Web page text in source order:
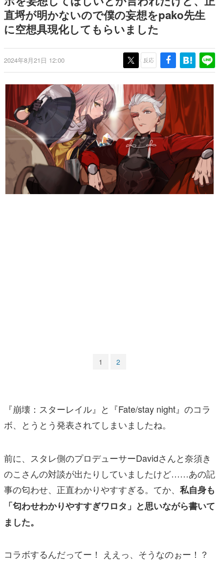
日本モバイルゲーム産業史
日本のモバイルゲーム史における主要なトピック・タイト
ルを網羅するほか、開発者へのインタビューや識者による
解説を掲載。約20年の歴史が一望できる決定版！
『うつヌケ』『ペンと箸』等で知られるマンガ家・田中圭
一先生によるゲーム業界レポートマンガです。
なんでゲームは面白い？
ゲーム開発者・hamatsu氏がゲームの魅力を画面や操作の
具体的な形から解き明かしていく、硬派で骨太な評論連載
です。
ゲームが変えた日本語
「経験値」「裏技」「ラスボス」… ゲームにまつわる言葉
の起源や用法の変遷を、コンピューター文化史研究家・タ
イニーP氏が徹底調査。
カテゴリ
特集記事
直埒が明かないので僕の妄想をpako先生
に空想具現化してもらいました
2024年8月21日 12:00 反応
1 2
『崩壊：スターレイル』と『Fate/stay night』のコラ
ボ、とうとう発表されてしまいましたね。
前に、スタレ側のプロデューサーDavidさんと奈須き
のこさんの対談が出たりしていましたけど……あの記
事の匂わせ、正直わかりやすすぎる。てか、 私自身も
「匂わせわかりやすすぎワロタ」と思いながら書いて
ました。
コラボするんだってー！ ええっ、そうなのぉー！？